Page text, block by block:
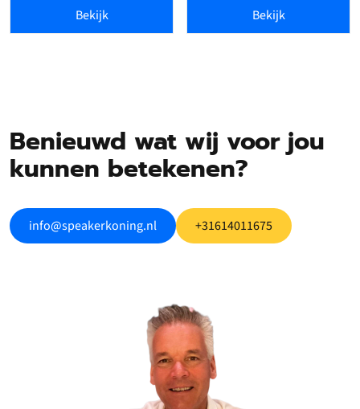
Bekijk Bekijk
Benieuwd wat wij voor jou
kunnen betekenen?
info@speakerkoning.nl +31614011675